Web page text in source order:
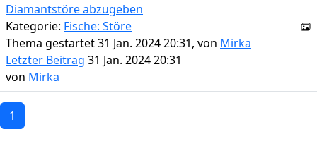
Diamantstöre abzugeben
Kategorie: Fische: Störe
Thema gestartet 31 Jan. 2024 20:31, von Mirka
Letzter Beitrag 31 Jan. 2024 20:31
von Mirka
1